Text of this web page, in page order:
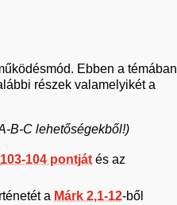
Ebben a témában
részek valamelyikét a
B-C lehetőségekből!)
103-104 pontjátés az
a Márk 2,1-12-ből